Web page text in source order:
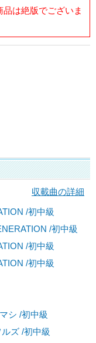
は絶版でございま
収載曲の詳細
/初中級
/初中級
/初中級
/初中級
シ /初中級
ルズ /初中級